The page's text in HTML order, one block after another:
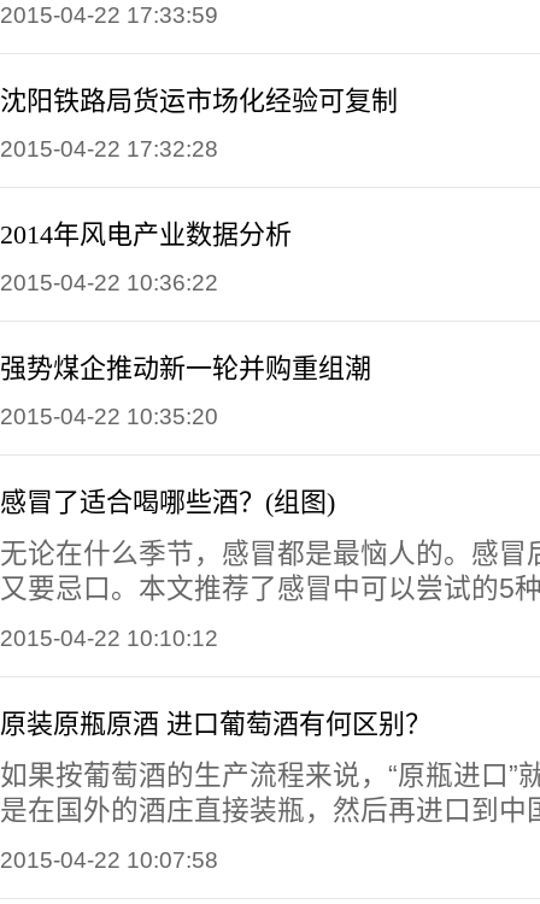
2015-04-22 17:33:59
沈阳铁路局货运市场化经验可复制
2015-04-22 17:32:28
2014年风电产业数据分析
2015-04-22 10:36:22
强势煤企推动新一轮并购重组潮
2015-04-22 10:35:20
感冒了适合喝哪些酒？(组图)
无论在什么季节，感冒都是最恼人的。感冒
又要忌口。本文推荐了感冒中可以尝试的5
2015-04-22 10:10:12
原装原瓶原酒 进口葡萄酒有何区别？
如果按葡萄酒的生产流程来说，“原瓶进口”
是在国外的酒庄直接装瓶，然后再进口到中
2015-04-22 10:07:58